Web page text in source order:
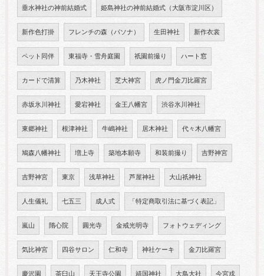
垂水神社の神前結婚式 姫島神社の神前結婚式（大阪市淀川区）
新作色打掛 フレンチの森（パソナ） 生田神社 新作衣裳
ペット同伴 東福寺・雪舟庭園 祇園前撮り ハート窓
カードで清算 乃木神社 芝大神宮 虎ノ門金刀比羅宮
赤坂氷川神社 愛宕神社 金王八幡宮 渋谷氷川神社
東郷神社 根津神社 牛嶋神社 居木神社 代々木八幡宮
鳩森八幡神社 増上寺 築地本願寺 和装前撮り 吉野神宮
吉野神宮 東京 浅草神社 芦屋神社 大山祇神社
人生儀礼 七五三 成人式 「特定商取引法に基づく表記」
嵐山 隋心院 圓光寺 金戒光明寺 フォトウェディング
気比神宮 四谷サロン 仁和寺 神社ケーキ 金刀比羅宮
慶沢園 茶臼山 天王寺公園 靖国神社 大鳥大社 今宮戎